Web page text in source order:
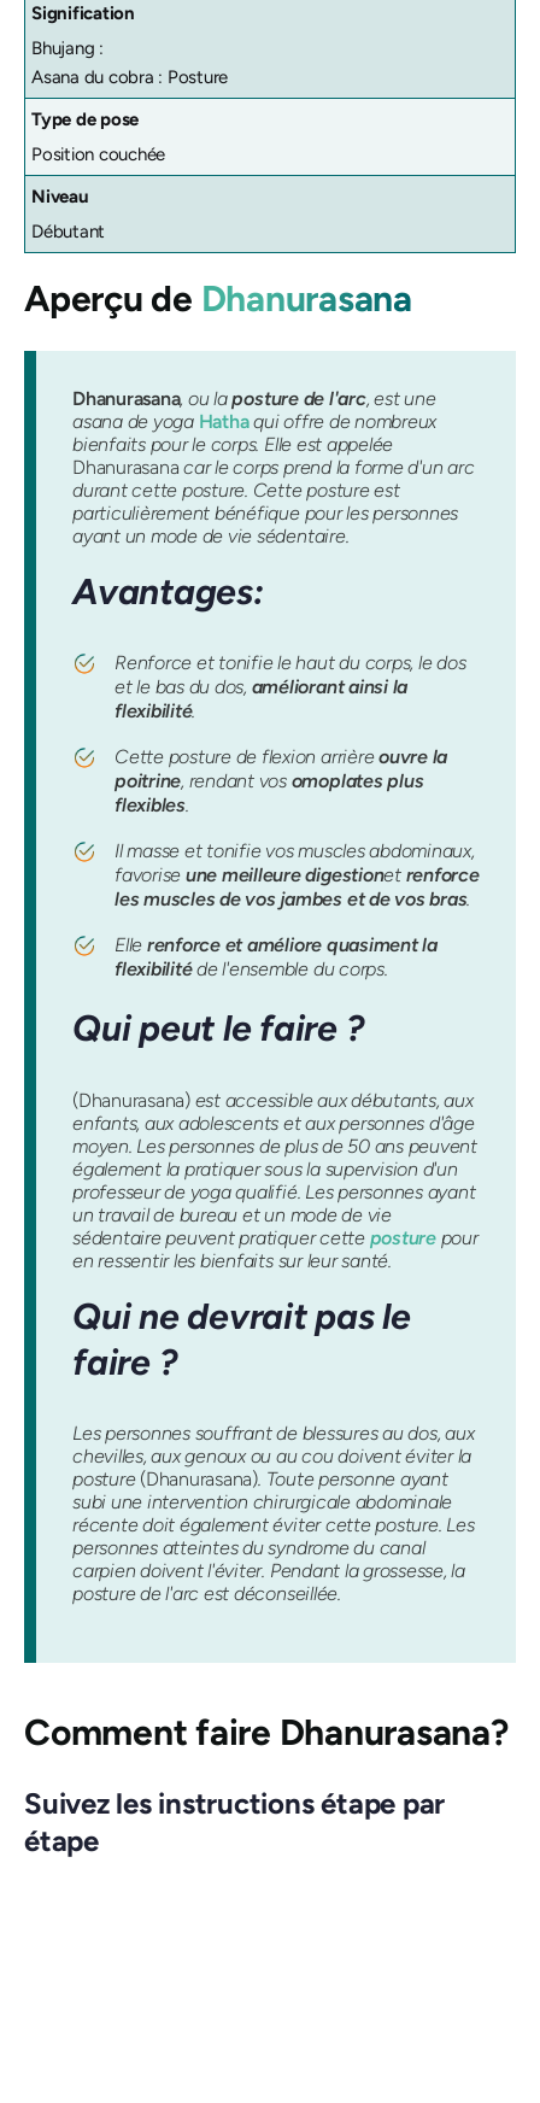
Signification
Bhujang :
Asana du cobra : Posture
Type de pose
Position couchée
Niveau
Débutant
Aperçu de Dhanurasana
Dhanurasana, ou laposture de l'arc, est une
asana de yoga Hathaqui offre de nombreux
bienfaits pour le corps. Elle est appelée
Dhanurasana car le corps prend la forme d'un arc
durant cette posture. Cette posture est
particulièrement bénéfique pour les personnes
ayant un mode de vie sédentaire.
Avantages:
Renforce et tonifie le haut du corps, le dos
et le bas du dos, améliorant ainsi la
flexibilité.
Cette posture de flexion arrièreouvre la
poitrine, rendant vos omoplates plus
flexibles.
Il masse et tonifie vos muscles abdominaux,
favorise une meilleure digestionet renforce
les muscles de vos jambes et de vos bras.
Elle renforce et améliore quasiment la
flexibilitéde l'ensemble du corps.
Qui peut le faire ?
(Dhanurasana)est accessible aux débutants, aux
enfants, aux adolescents et aux personnes d'âge
moyen. Les personnes de plus de 50 ans peuvent
également la pratiquer sous la supervision d'un
professeur de yoga qualifié. Les personnes ayant
un travail de bureau et un mode de vie
sédentaire peuvent pratiquer cette posturepour
en ressentir les bienfaits sur leur santé.
Qui ne devrait pas le
faire ?
Les personnes souffrant de blessures au dos, aux
chevilles, aux genoux ou au cou doivent éviter la
posture (Dhanurasana). Toute personne ayant
subi une intervention chirurgicale abdominale
récente doit également éviter cette posture. Les
personnes atteintes du syndrome du canal
carpien doivent l'éviter. Pendant la grossesse, la
posture de l'arc est déconseillée.
Comment faire Dhanurasana?
Suivez les instructions étape par
étape